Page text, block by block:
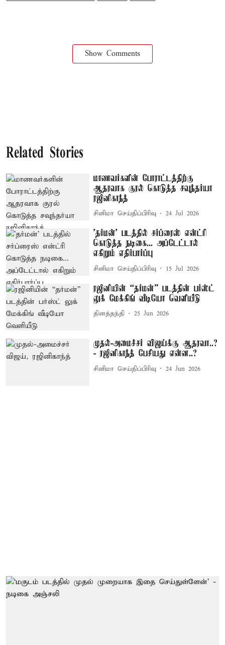
Show Comments
Related Stories
மாணவர்களின் போராட்டத்திற்கு
ஆதரவாக குரல் கொடுத்த சவுந்தர்யா
ரஜினிகாந்த்
சினிமா செய்திப்பிரிவு 24 Jul 2026
'தர்மன்' படத்தில் சர்ப்ரைஸ் என்ட்ரி
கொடுத்த நடிகை... அப்டேட்டால்
எகிறும் எதிர்பார்ப்பு
சினிமா செய்திப்பிரிவு 15 Jul 2026
ரஜினியின் “தர்மன்” படத்தின் பர்ஸ்ட்
லுக் மேக்கிங் வீடியோ வெளியீடு
தினத்தந்தி 25 Jun 2026
முதல்-அமைச்சர் விஜய்க்கு ஆதரவா..?
- ரஜினிகாந்த் பேசியது என்ன..?
சினிமா செய்திப்பிரிவு 24 Jun 2026